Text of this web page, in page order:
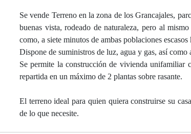
Se vende Terreno en la zona de los Grancajales,
buenas vista, rodeado de naturaleza, pero al
como, a siete minutos de ambas poblaciones
Dispone de suministros de luz, agua y gas, así como
Se permite la construcción de vivienda unifamiliar
repartida en un máximo de 2 plantas sobre rasante.
El terreno ideal para quien quiera construirse su
de lo que necesite.